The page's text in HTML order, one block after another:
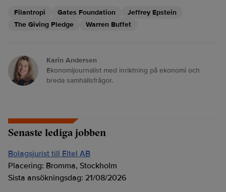
Filantropi Gates Foundation
Jeffrey Epstein
The Giving Pledge
Warren Buffet
Karin Andersen
Ekonomijournalist med inriktning på ekonomi och
breda samhällsfrågor.
Senaste lediga jobben
Bolagsjurist till Eltel AB
Placering: Bromma, Stockholm
Sista ansökningsdag: 21/08/2026